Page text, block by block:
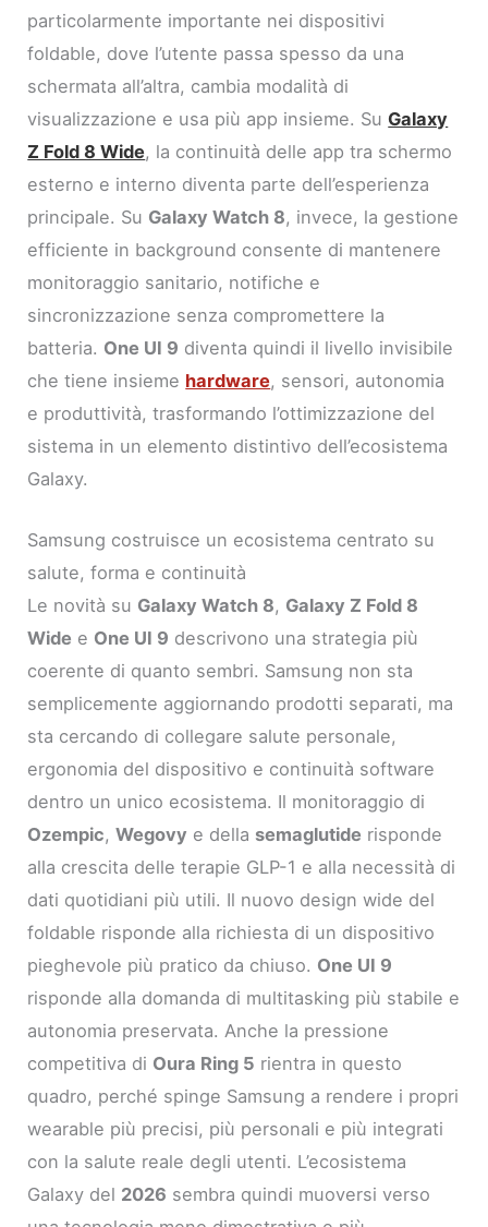
particolarmente importante nei dispositivi
foldable, dove l’utente passa spesso da una
schermata all’altra, cambia modalità di
visualizzazione e usa più app insieme. SuGalaxy
Z Fold 8 Wide, la continuità delle app tra schermo
esterno e interno diventa parte dell’esperienza
principale. Su Galaxy Watch 8, invece, la gestione
efficiente in background consente di mantenere
monitoraggio sanitario, notifiche e
sincronizzazione senza compromettere la
batteria. One UI 9 diventa quindi il livello invisibile
che tiene insieme hardware, sensori, autonomia
e produttività, trasformando l’ottimizzazione del
sistema in un elemento distintivo dell’ecosistema
Galaxy.
Samsung costruisce un ecosistema centrato su
salute, forma e continuità
Le novità su Galaxy Watch 8, Galaxy Z Fold 8
Wide e One UI 9 descrivono una strategia più
coerente di quanto sembri. Samsung non sta
semplicemente aggiornando prodotti separati, ma
sta cercando di collegare salute personale,
ergonomia del dispositivo e continuità software
dentro un unico ecosistema. Il monitoraggio di
Ozempic,Wegovy e della semaglutide risponde
alla crescita delle terapie GLP-1 e alla necessità di
dati quotidiani più utili. Il nuovo design wide del
foldable risponde alla richiesta di un dispositivo
pieghevole più pratico da chiuso. One UI 9
risponde alla domanda di multitasking più stabile e
autonomia preservata. Anche la pressione
competitiva di Oura Ring 5 rientra in questo
quadro, perché spinge Samsung a rendere i propri
wearable più precisi, più personali e più integrati
con la salute reale degli utenti. L’ecosistema
Galaxy del 2026 sembra quindi muoversi verso